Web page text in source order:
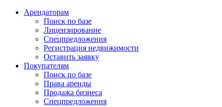
Арендаторам
Поиск по базе
Лицензирование
Спецпредложения
Регистрация недвижимости
Оставить заявку
Покупателям
Поиск по базе
Права аренды
Продажа бизнеса
Спецпредложения